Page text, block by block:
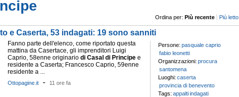
Ordina per: Più recente Più letto
e Caserta, 53 indagati: 19 sono sanniti
Fanno parte dell'elenco, come riportato questa
mattina da Casertace, gli imprenditori Luigi
Caprio, 58enne originario di Casal di Principe e
residente a Caserta; Francesco Caprio, 59enne
residente a ...
Ottopagine.it - 11 ore fa
Persone: pasquale caprio
fabio leonetti
Organizzazioni: procura
santomena
Luoghi: caserta
provincia di benevento
Tags: appaltiindagati